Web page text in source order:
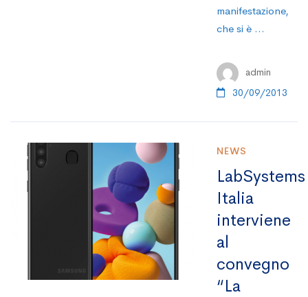
manifestazione,
che si è …
admin
30/09/2013
NEWS
LabSystems
Italia
interviene
al
convegno
“La